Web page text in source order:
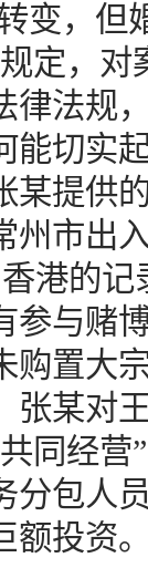
变，但
定，
律法规
能切实
某提供
州市出
港的
参与赌
购置大
张某对
同经营
分包人
额投资